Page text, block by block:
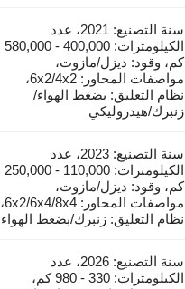
سنة التصنيع: 2021، عدد
الكيلومترات: 400,000 - 580,000
كم، وقود: ديزل/مازوت،
مواصفات المحاور: 6x2/4x2،
نظام التعليق: بضغط الهواء/
زنبرك/هيدروليكي
سنة التصنيع: 2023، عدد
الكيلومترات: 110,000 - 250,000
كم، وقود: ديزل/مازوت،
مواصفات المحاور: 6x2/6x4/8x4،
نظام التعليق: زنبرك/بضغط الهواء
سنة التصنيع: 2026، عدد
الكيلومترات: 330 - 980 كم،